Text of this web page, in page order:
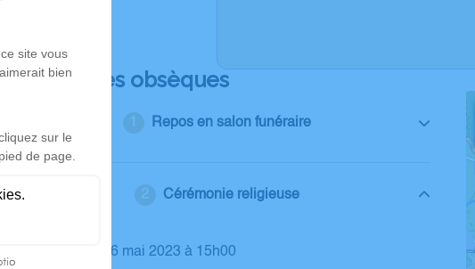
Déroulé des obsèques
Repos en salon funéraire
Cérémonie religieuse
Le mardi 16 mai 2023 à 15h00